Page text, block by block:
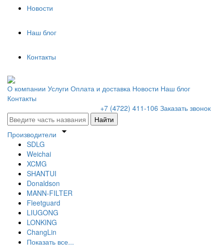
Новости
Наш блог
Контакты
О компании Услуги Оплата и доставка Новости Наш блог
Контакты
+7 (4722) 411-106 Заказать звонок
Найти
Производители arrow_drop_down
SDLG
Weichai
XCMG
SHANTUI
Donaldson
MANN-FILTER
Fleetguard
LIUGONG
LONKING
ChangLin
Показать все...